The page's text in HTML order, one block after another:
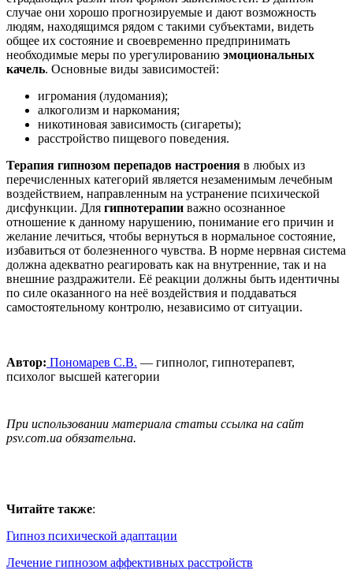
случае они хорошо прогнозируемые и дают возможность
людям, находящимся рядом с такими субъектами, видеть
общее их состояние и своевременно предпринимать
необходимые меры по урегулированию эмоциональных
качель. Основные виды зависимостей:
игромания (лудомания);
алкоголизм и наркомания;
никотиновая зависимость (сигареты);
расстройство пищевого поведения.
Терапия гипнозом перепадов настроения в любых из
перечисленных категорий является незаменимым лечебным
воздействием, направленным на устранение психической
дисфункции. Для гипнотерапии важно осознанное
отношение к данному нарушению, понимание его причин и
желание лечиться, чтобы вернуться в нормальное состояние,
избавиться от болезненного чувства. В норме нервная система
должна адекватно реагировать как на внутренние, так и на
внешние раздражители. Её реакции должны быть идентичны
по силе оказанного на неё воздействия и поддаваться
самостоятельному контролю, независимо от ситуации.
Автор: Пономарев С.В. — гипнолог, гипнотерапевт,
психолог высшей категории
При использовании материала статьи ссылка на сайт
psv.com.ua обязательна.
Читайте также:
Гипноз психической адаптации
Лечение гипнозом аффективных расстройств